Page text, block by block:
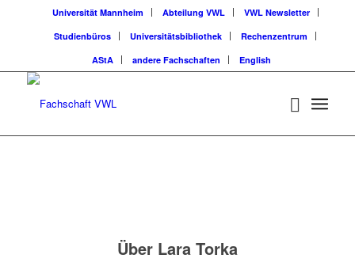
Universität Mannheim Abteilung VWL
VWL Newsletter
Studienbüros
Universitätsbibliothek
Rechenzentrum
AStA
andere Fachschaften English
Über Lara Torka